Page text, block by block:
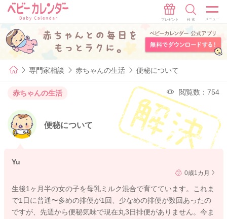
専門家相談 赤ちゃんの生活 便秘について
赤ちゃんの生活 閲覧数：754
便秘について
Yu
0歳1カ月
生後1ヶ月半の女の子を母乳ミルク混合で育てています。これま
で1日に普通〜多めの排便が1回、少なめの排便が数回あったの
ですが、先週から便秘気味で現在丸3日排便がありません。今ま